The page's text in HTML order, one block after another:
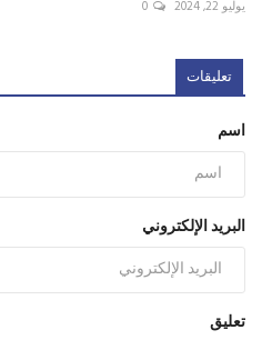
يوليو 22, 2024 0
تعليقات
اسم
البريد الإلكتروني
تعليق